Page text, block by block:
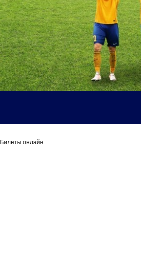
Билеты онлайн